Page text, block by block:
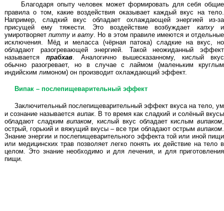
Благодаря опыту человек может формировать для себя общие
правила о том, какие воздействия оказывает каждый вкус на тело.
Например, сладкий вкус обладает охлаждающей энергией из-за
присущей ему тяжести. Это воздействие возбуждает капхуи
умиротворяетпитту ивату. Но в этом правиле имеются и отдельные
исключения. Мёд и меласса (чёрная патока) сладкие на вкус, но
обладают разогревающей энергией. Такой неожиданный эффект
называется прабхав. Аналогично вышесказанному, кислый вкус
обычно разогревает, но в случае с лаймом (маленьким круглым
индийским лимоном) он производит охлаждающий эффект.
Випак – послепищеварительный эффект
Заключительный послепищеварительный эффект вкуса на тело, ум
и сознание называется випак. В то время как сладкий и солёный вкусы
обладают сладкимвипаком, кислый вкус обладает кислымвипаком,
острый, горький и вяжущий вкусы – все три обладают острым випаком.
Знание энергии и послепищеварительного эффекта той или иной пищи
или медицинских трав позволяет легко понять их действие на тело в
целом. Это знание необходимо и для лечения, и для приготовления
пищи.